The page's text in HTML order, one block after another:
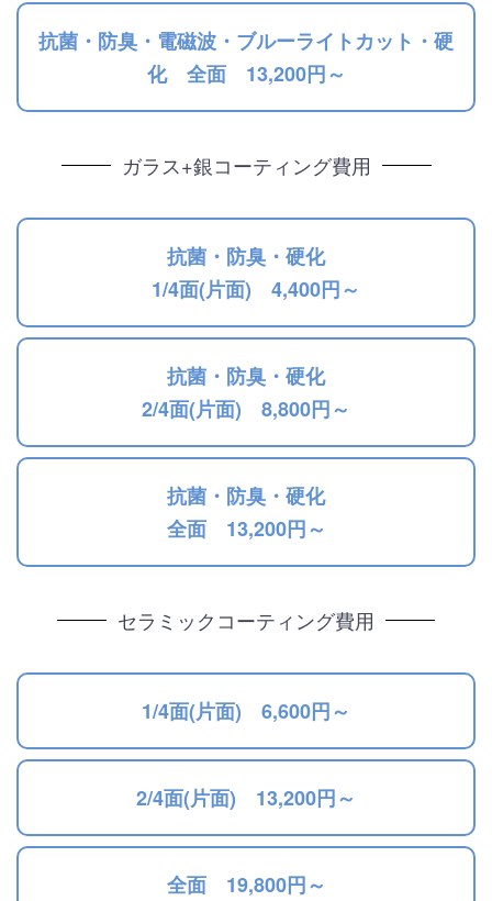
抗菌・防臭・電磁波・ブルーライトカット・硬
化 全面 13,200円～
ガラス+銀コーティング費用
抗菌・防臭・硬化
1/4面(片面) 4,400円～
抗菌・防臭・硬化
2/4面(片面) 8,800円～
抗菌・防臭・硬化
全面 13,200円～
セラミックコーティング費用
1/4面(片面) 6,600円～
2/4面(片面) 13,200円～
全面 19,800円～